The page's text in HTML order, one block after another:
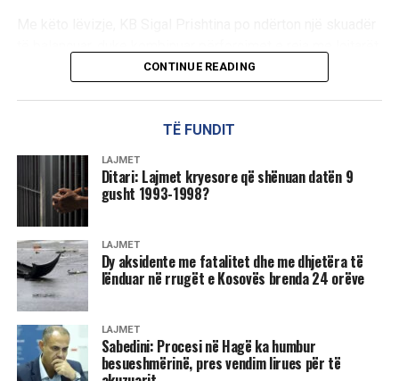
që tashmë e njohin ambientin e klubit.
D.L
CONTINUE READING
TË FUNDIT
LAJMET
Ditari: Lajmet kryesore që shënuan datën 9
gusht 1993-1998?
LAJMET
Dy aksidente me fatalitet dhe me dhjetëra të
lënduar në rrugët e Kosovës brenda 24 orëve
LAJMET
Sabedini: Procesi në Hagë ka humbur
besueshmërinë, pres vendim lirues për të